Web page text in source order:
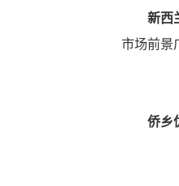
新西
市场前景
侨乡